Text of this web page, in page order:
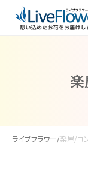
ライブフラワー/楽屋/コ